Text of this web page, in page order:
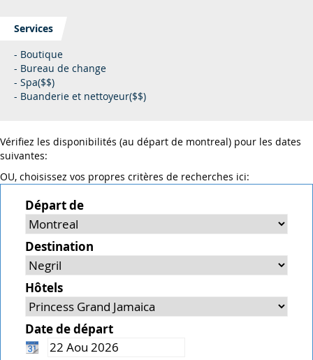
Services
- Boutique
- Bureau de change
- Spa($$)
- Buanderie et nettoyeur($$)
Vérifiez les disponibilités (au départ de montreal) pour les dates
suivantes:
OU, choisissez vos propres critères de recherches ici:
Départ de
Destination
Hôtels
Date de départ